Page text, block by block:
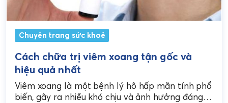
Chuyên trang sức khoẻ
Cách chữa trị viêm xoang tận gốc và
hiệu quả nhất
Viêm xoang là một bệnh lý hô hấp mãn tính phổ
biến, gây ra nhiều khó chịu và ảnh hưởng đáng